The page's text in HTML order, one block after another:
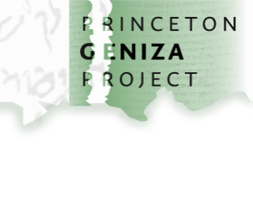
تخطي إلى المحتوى الرئيسي
الصفحة الرئيسية